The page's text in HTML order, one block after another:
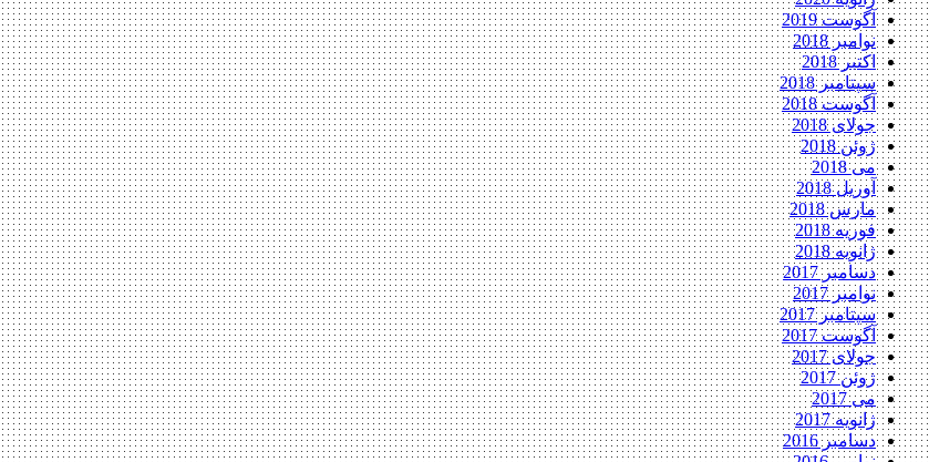
آگوست 2019
نوامبر 2018
اکتبر 2018
سپتامبر 2018
آگوست 2018
جولای 2018
ژوئن 2018
می 2018
آوریل 2018
مارس 2018
فوریه 2018
ژانویه 2018
دسامبر 2017
نوامبر 2017
سپتامبر 2017
آگوست 2017
جولای 2017
ژوئن 2017
می 2017
ژانویه 2017
دسامبر 2016